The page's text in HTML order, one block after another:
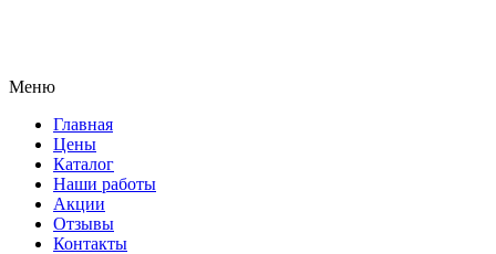
Меню
Главная
Цены
Каталог
Наши работы
Акции
Отзывы
Контакты